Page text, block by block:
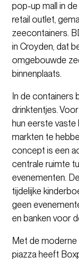
pop-up mall in
retail outlet,
zeecontainers.
in Croyden, dat
omgebouwde
binnenplaats.
In de containers
drinktentjes.
hun eerste
markten te
concept is een
centrale ruimte
evenementen.
tijdelijke
geen
en banken voor
Met de moderne
piazza heeft